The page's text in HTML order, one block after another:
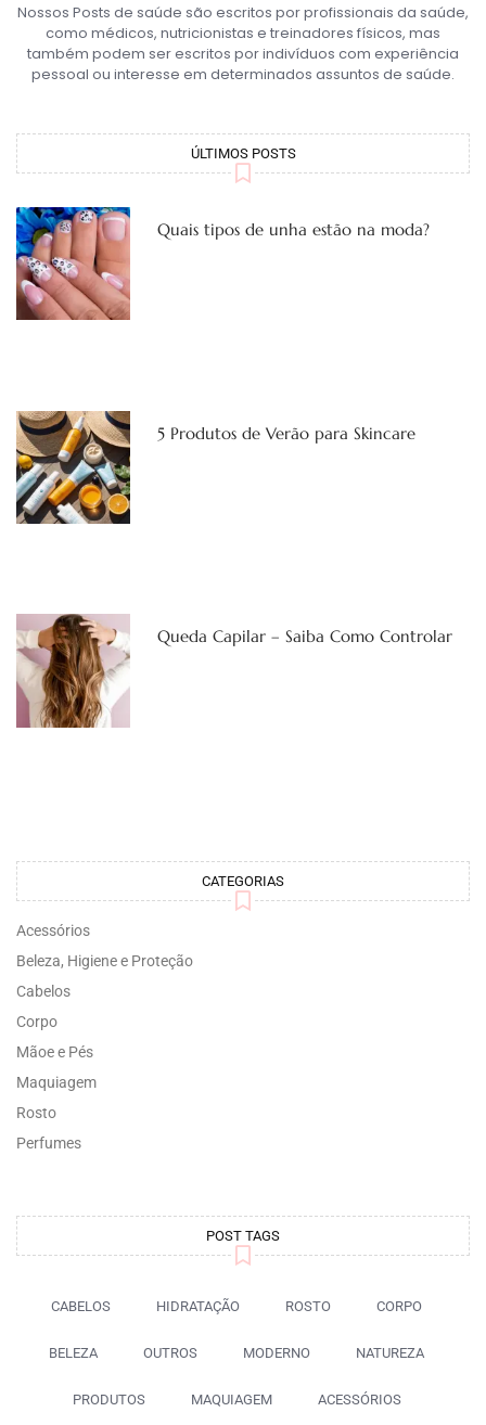
Nossos Posts de saúde são escritos por profissionais da saúde,
como médicos, nutricionistas e treinadores físicos, mas
também podem ser escritos por indivíduos com experiência
pessoal ou interesse em determinados assuntos de saúde.
ÚLTIMOS POSTS
Quais tipos de unha estão na moda?
5 Produtos de Verão para Skincare
Queda Capilar – Saiba Como Controlar
CATEGORIAS
Acessórios
Beleza, Higiene e Proteção
Cabelos
Corpo
Mãoe e Pés
Maquiagem
Rosto
Perfumes
POST TAGS
CABELOS HIDRATAÇÃO ROSTO CORPO
BELEZA OUTROS MODERNO NATUREZA
PRODUTOS MAQUIAGEM ACESSÓRIOS